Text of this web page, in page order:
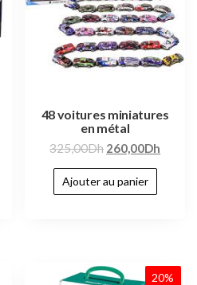
48 voitures miniatures
en métal
325,00Dh 260,00Dh
Ajouter au panier
20%